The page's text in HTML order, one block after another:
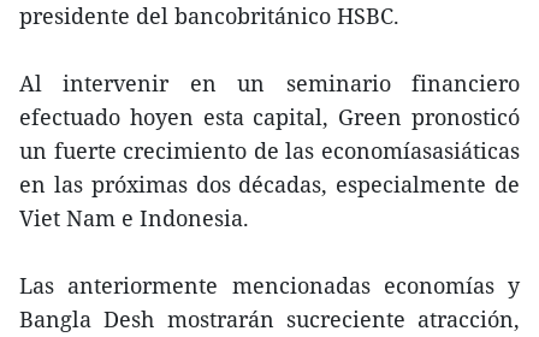
presidente del bancobritánico HSBC.
Al intervenir en un seminario financiero
efectuado hoyen esta capital, Green pronosticó
un fuerte crecimiento de las economíasasiáticas
en las próximas dos décadas, especialmente de
Viet Nam e Indonesia.
Las anteriormente mencionadas economías y
Bangla Desh mostrarán sucreciente atracción,